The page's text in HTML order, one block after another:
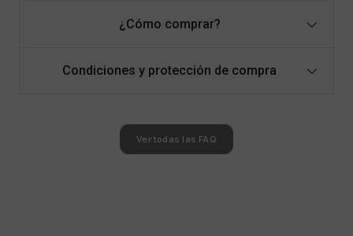
¿Cómo comprar?
Condiciones y protección de compra
Ver todas las FAQ